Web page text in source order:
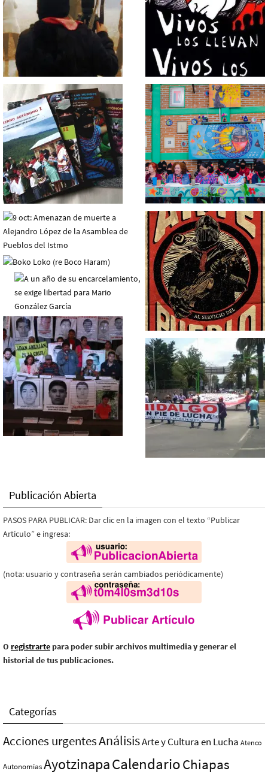
Publicación Abierta
PASOS PARA PUBLICAR: Dar clic en la imagen con el texto “Publicar
Artículo” e ingresa:
(nota: usuario y contraseña serán cambiados periódicamente)
O registrarte para poder subir archivos multimedia y generar el
historial de tus publicaciones.
Categorías
Acciones urgentesAnálisisArte y Cultura en Lucha Atenco
AutonomíasAyotzinapaCalendarioChiapas